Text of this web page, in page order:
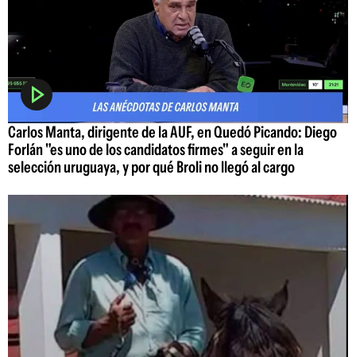
Carlos Manta, dirigente de la AUF, en Quedó Picando: Diego
Forlán "es uno de los candidatos firmes" a seguir en la
selección uruguaya, y por qué Broli no llegó al cargo